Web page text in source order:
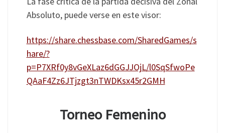
Absoluto, puede verse en este visor:
https://share.chessbase.com/SharedGames/s
hare/?
p=P7XRf0y8vGeXLaz6dGGJJOjL/l0SqSfwoPe
QAaF4Zz6JTjzgt3nTWDKsx45r2GMH
Torneo Femenino